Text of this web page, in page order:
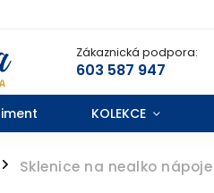
Zákaznická podpora:
603 587 947
KOLEKCE
/ Sklenice na nealko nápoje